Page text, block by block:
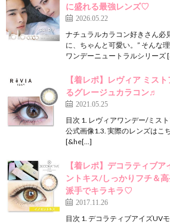
に盛れる最強レンズ♡
2026.05.22
ナチュラルカラコン好きさん必
に、ちゃんと可愛い。” そんな
ワンデーニュートラルシリーズ
【着レポ】レヴィア ミス
るグレージュカラコン♬
2021.05.25
目次 1. レヴィアワンデー/ミス
公式画像1.3. 実際のレンズはこ
[&he[…]
【着レポ】デコラティブ
ントキス/しっかりフチ＆
派手でキラキラ♡
2017.11.26
目次 1. デコラティブアイズUV